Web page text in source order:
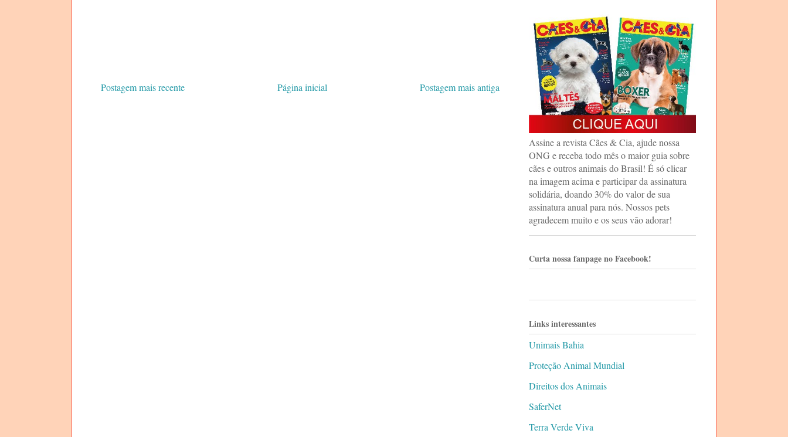
Postagem mais recente Postagem mais antiga
Página inicial
Assine a revista Cães & Cia, ajude nossa
ONG e receba todo mês o maior guia sobre
cães e outros animais do Brasil! É só clicar
na imagem acima e participar da assinatura
solidária, doando 30% do valor de sua
assinatura anual para nós. Nossos pets
agradecem muito e os seus vão adorar!
Curta nossa fanpage no Facebook!
Links interessantes
Unimais Bahia
Proteção Animal Mundial
Direitos dos Animais
SaferNet
Terra Verde Viva